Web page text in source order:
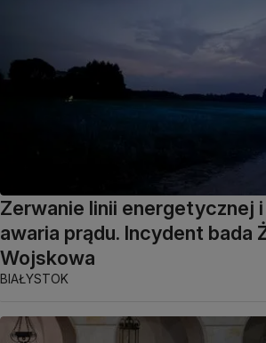
Zerwanie linii energetycznej
awaria prądu. Incydent bada
Wojskowa
BIAŁYSTOK